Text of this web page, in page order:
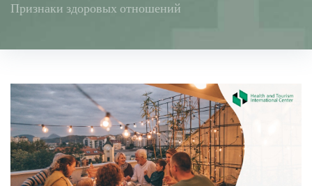
Признаки здоровых отношений